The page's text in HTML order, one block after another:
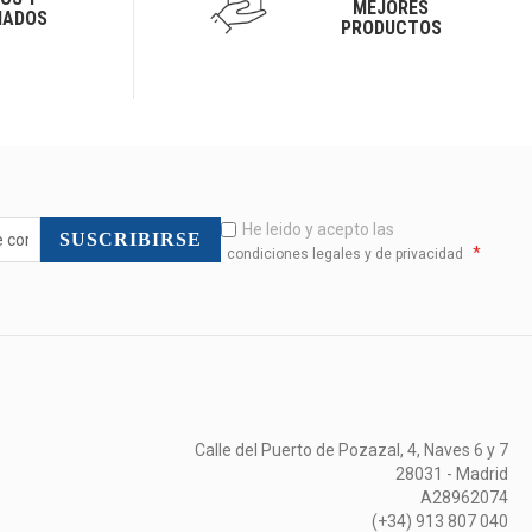
MEJORES
PRODUCTOS
SUSCRIBIRSE He leido y acepto las
condiciones legales y de privacidad *
Calle del Puerto de Pozazal, 4, Naves 6 y 7
28031 - Madrid
A28962074
(+34) 913 807 040